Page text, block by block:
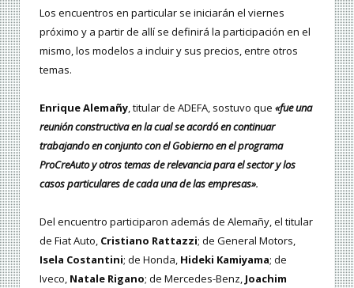
Los encuentros en particular se iniciarán el viernes
próximo y a partir de allí se definirá la participación en el
mismo, los modelos a incluir y sus precios, entre otros
temas.
Enrique Alemañy, titular de ADEFA, sostuvo que «fue una
reunión constructiva en la cual se acordó en continuar
trabajando en conjunto con el Gobierno en el programa
ProCreAuto y otros temas de relevancia para el sector y los
casos particulares de cada una de las empresas».
Del encuentro participaron además de Alemañy, el titular
de Fiat Auto, Cristiano Rattazzi; de General Motors,
Isela Costantini; de Honda, Hideki Kamiyama; de
Iveco, Natale Rigano; de Mercedes-Benz, Joachim